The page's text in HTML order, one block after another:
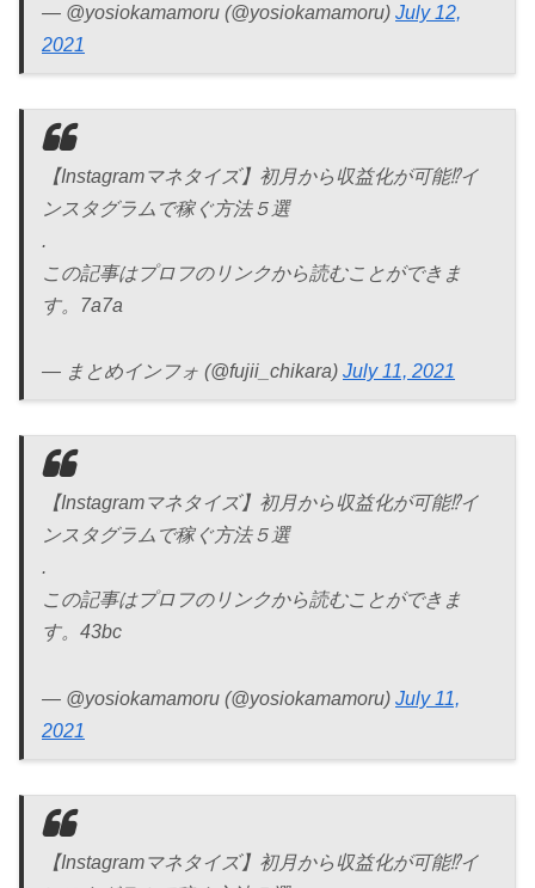
— @yosiokamamoru (@yosiokamamoru) July 12,
2021
【Instagramマネタイズ】初月から収益化が可能⁉イ
ンスタグラムで稼ぐ方法５選
.
この記事はプロフのリンクから読むことができま
す。7a7a
— まとめインフォ (@fujii_chikara) July 11, 2021
【Instagramマネタイズ】初月から収益化が可能⁉イ
ンスタグラムで稼ぐ方法５選
.
この記事はプロフのリンクから読むことができま
す。43bc
— @yosiokamamoru (@yosiokamamoru) July 11,
2021
【Instagramマネタイズ】初月から収益化が可能⁉イ